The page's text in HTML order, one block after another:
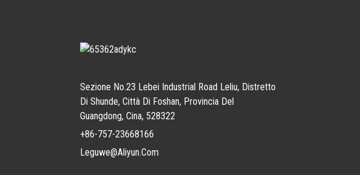
Sezione No.23 Lebei Industrial Road Leliu, Distretto
Di Shunde, Città Di Foshan, Provincia Del
Guangdong, Cina, 528322
+86-757-23668166
Leguwe@aliyun.com